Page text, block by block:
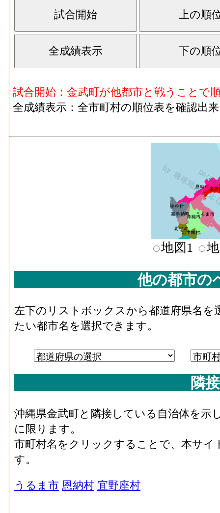
印刷･事業所数(2016)
：印刷・同関連業 の
製造所あるいは加工所の数
印刷･従業者数[人](2016)
：印刷・同関連
従業者、常用労働者の数
印刷･現金給与総額[百万円](2016)：印刷・
る者の人件費及び派遣受入者に係る人材
印刷･原材料、燃料、電力使用等額[百万円
燃料費と電力も含む年間原材料使用額
産活動によって新規に付加された価値
印刷･有形固定資産年末現在高[百万円
者10人以上事業所における有形固定資産
：化学工業 の一
：化学工業
化学工業･現金給与総額[百万円](2016)：化
化学工業･原材料、燃料、電力使用等額[百
料費と電力も含む年間原材料使用額
じた年間製造品出荷額
化学工業･粗付加価値額[百万円](2016)：化
活動によって新規に付加された価値
10人以上事業所における有形固定資産年末
石油･事業所数(2016)
場、製作所、製造所あるいは加工所の数
石油･従業者数[人](2016)
び無給家族従業者、常用労働者の数
試合開始：金武町が他都市と戦うことで
全成績表示：全市町村の順位表を確認出
地図1
他の都市の
左下のリストボックスから都道府県名
たい都市名を選択できます。
隣
沖縄県金武町と隣接している自治体を示
に限ります。
市町村名をクリックすることで、本サ
す。
うるま市 恩納村 宜野座村